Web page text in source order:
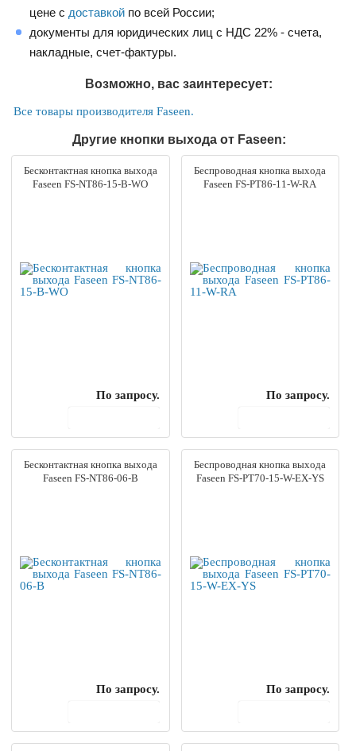
цене с доставкой по всей России;
документы для юридических лиц с НДС 22% - счета,
накладные, счет-фактуры.
Возможно, вас заинтересует:
Все товары производителя Faseen.
Другие кнопки выхода от Faseen:
Бесконтактная кнопка выхода
Faseen FS-NT86-15-B-WO
По запросу.
Беспроводная кнопка выхода
Faseen FS-PT86-11-W-RA
По запросу.
Бесконтактная кнопка выхода
Faseen FS-NT86-06-B
По запросу.
Беспроводная кнопка выхода
Faseen FS-PT70-15-W-EX-YS
По запросу.